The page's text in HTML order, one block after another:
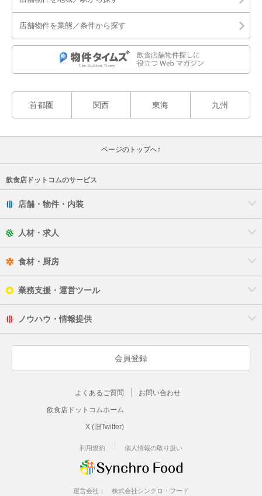
藤沢市
茅ヶ崎市
逗子市
厚木市
伊勢原市
海老名市
座間市
綾瀬市
三浦郡
高座郡
店舗物件を業態／条件から探す
首都圏 関西 東海 九州
ページのトップへ↑
飲食店ドットコムのサービス
店舗・物件・内装
人材・求人
食材・厨房
業務支援・運営ツール
ノウハウ・情報提供
会員登録
よくあるご質問 お問い合わせ
飲食店ドットコムホーム
X (旧Twitter)
利用規約 個人情報の取り扱い
運営会社： 株式会社シンクロ・フード